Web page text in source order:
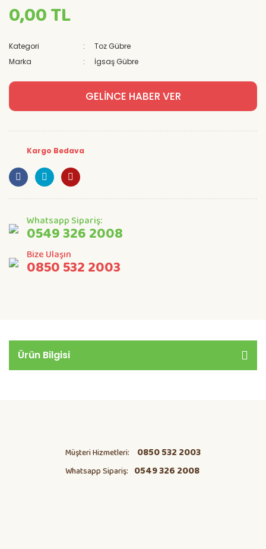
0,00 TL
Kategori
Toz Gübre
Marka
İgsaş Gübre
GELİNCE HABER VER
Kargo Bedava
Whatsapp Sipariş:
0549 326 2008
Bize Ulaşın
0850 532 2003
Ürün Bilgisi
Müşteri Hizmetleri: 0850 532 2003
Whatsapp Sipariş: 0549 326 2008